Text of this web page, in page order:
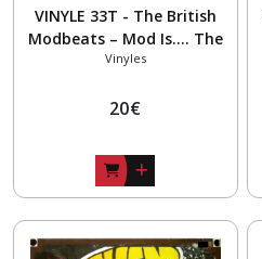
VINYLE 33T - The British
Modbeats – Mod Is.... The
British Modbeats
Vinyles
20€